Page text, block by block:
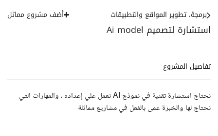
استشارة لتصميم Ai model
برمجة، تطوير المواقع والتطبيقات أضف مشروع مماثل
تفاصيل المشروع
نحتاج استشارة تقنية في نموذج AI نعمل علي إعداده ، والمهارات التي
نحتاج لها والخبرة عمى بالفعل في مشاريع مماثلة